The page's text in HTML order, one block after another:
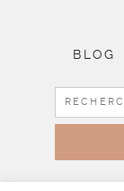
BLOG